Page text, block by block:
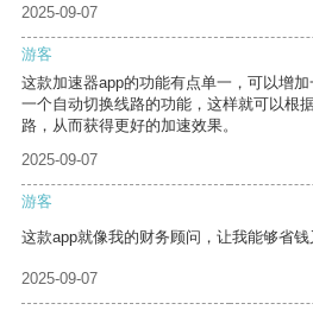
2025-09-07
游客
这款加速器app的功能有点单一，可以增
一个自动切换线路的功能，这样就可以根
路，从而获得更好的加速效果。
2025-09-07
游客
这款app就像我的财务顾问，让我能够省钱
2025-09-07